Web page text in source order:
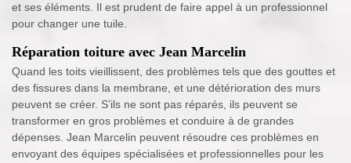
et ses éléments. Il est prudent de faire appel à un professionnel
pour changer une tuile.
Réparation toiture avec Jean Marcelin
Quand les toits vieillissent, des problèmes tels que des gouttes et
des fissures dans la membrane, et une détérioration des murs
peuvent se créer. S’ils ne sont pas réparés, ils peuvent se
transformer en gros problèmes et conduire à de grandes
dépenses. Jean Marcelin peuvent résoudre ces problèmes en
envoyant des équipes spécialisées et professionnelles pour les